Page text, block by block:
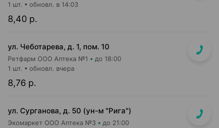
8,40 р.
1 шт. обновл. в 14:03
ул. Чеботарева, д. 1, пом. 10
Ретфарм ООО Аптека №1 до 18:00
8,76 р.
1 шт. обновл. вчера
ул. Сурганова, д. 50 (ун-м "Рига")
Экомаркет ООО Аптека №3 до 21:00